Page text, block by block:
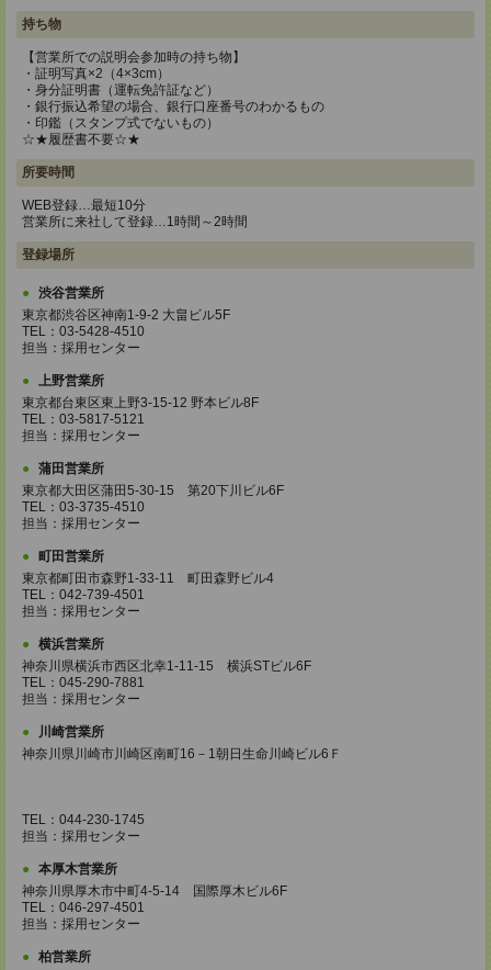
持ち物
【営業所での説明会参加時の持ち物】
・証明写真×2（4×3cm）
・身分証明書（運転免許証など）
・銀行振込希望の場合、銀行口座番号のわかるもの
・印鑑（スタンプ式でないもの）
☆★履歴書不要☆★
所要時間
WEB登録…最短10分
営業所に来社して登録…1時間～2時間
登録場所
渋谷営業所
東京都渋谷区神南1-9-2 大畠ビル5F
TEL：03-5428-4510
担当：採用センター
上野営業所
東京都台東区東上野3-15-12 野本ビル8F
TEL：03-5817-5121
担当：採用センター
蒲田営業所
東京都大田区蒲田5-30-15 第20下川ビル6F
TEL：03-3735-4510
担当：採用センター
町田営業所
東京都町田市森野1-33-11 町田森野ビル4
TEL：042-739-4501
担当：採用センター
横浜営業所
神奈川県横浜市西区北幸1-11-15 横浜STビル6F
TEL：045-290-7881
担当：採用センター
川崎営業所
神奈川県川崎市川崎区南町16－1朝日生命川崎ビル6Ｆ
TEL：044-230-1745
担当：採用センター
本厚木営業所
神奈川県厚木市中町4-5-14 国際厚木ビル6F
TEL：046-297-4501
担当：採用センター
柏営業所